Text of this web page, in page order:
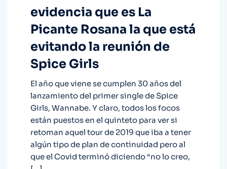
evidencia que es La
Picante Rosana la que está
evitando la reunión de
Spice Girls
El año que viene se cumplen 30 años del
lanzamiento del primer single de Spice
Girls, Wannabe. Y claro, todos los focos
están puestos en el quinteto para ver si
retoman aquel tour de 2019 que iba a tener
algún tipo de plan de continuidad pero al
que el Covid terminó diciendo “no lo creo,